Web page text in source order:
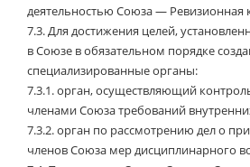
деятельностью Союза — Ревизионная
7.3. Для достижения целей,
в Союзе в обязательном порядке
специализированные органы:
7.3.1.орган, осуществляющий
членами Союза требований
7.3.2.орган по рассмотрению дел о
членов Союза мер дисциплинарного